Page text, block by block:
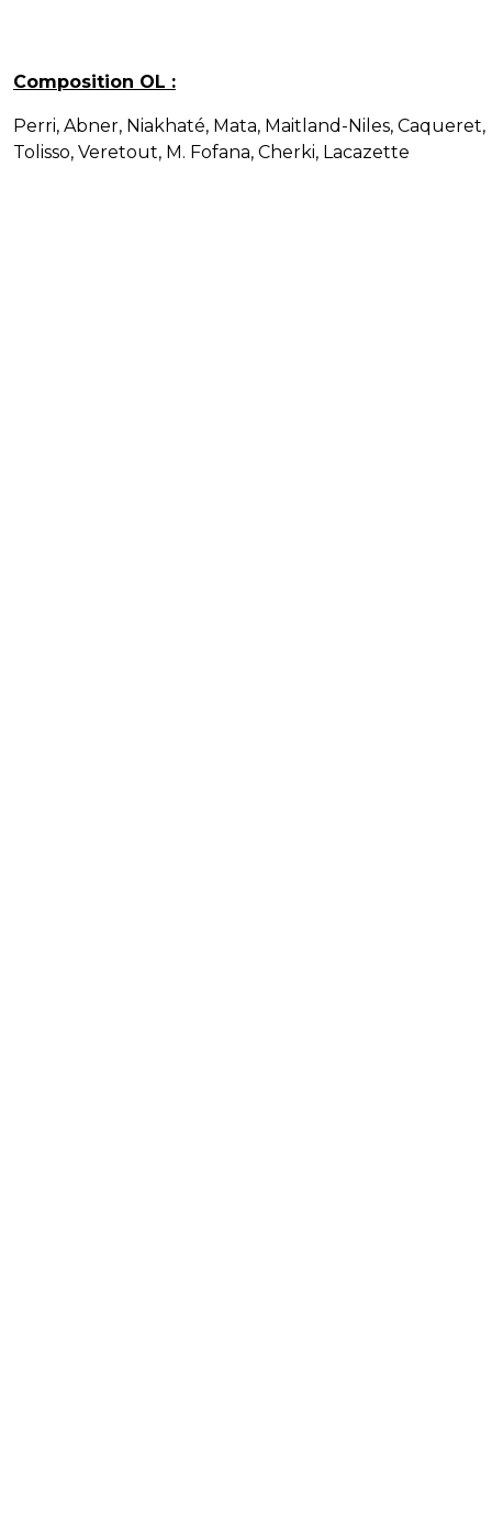
Composition OL :
Perri, Abner, Niakhaté, Mata, Maitland-Niles, Caqueret,
Tolisso, Veretout, M. Fofana, Cherki, Lacazette